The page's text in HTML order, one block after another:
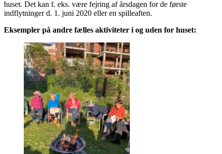
huset. Det kan f. eks. være fejring af årsdagen for de første
indflytninger d. 1. juni 2020 eller en spilleaften.
Eksempler på andre fælles aktiviteter i og uden for huset: